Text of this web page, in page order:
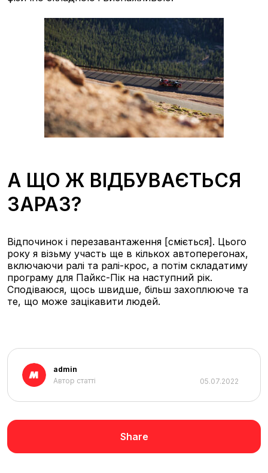
Share
admin
Автор статті
05.07.2022
А ЩО Ж ВІДБУВАЄТЬСЯ
ЗАРАЗ?
Відпочинок і перезавантаження [сміється]. Цього
року я візьму участь ще в кількох автоперегонах,
включаючи ралі та ралі-крос, а потім складатиму
програму для Пайкс-Пік на наступний рік.
Сподіваюся, щось швидше, більш захоплююче та
те, що може зацікавити людей.